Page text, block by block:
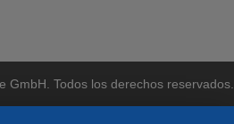
GmbH. Todos los derechos reservados.